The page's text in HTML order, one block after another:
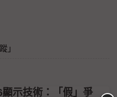
」
示技術：「假」爭